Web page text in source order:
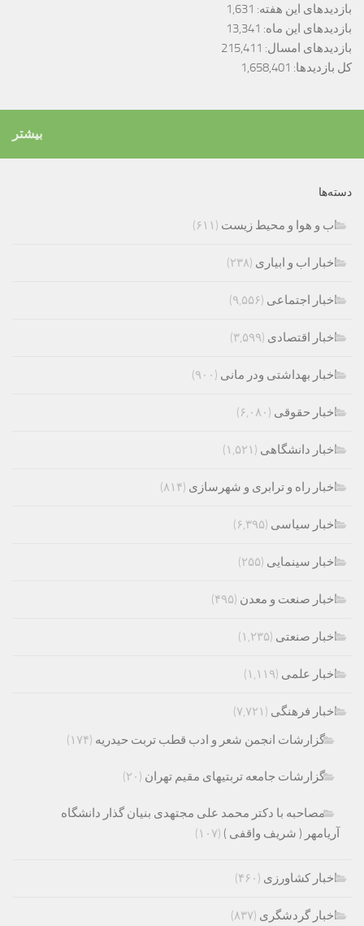
بازدیدهای این هفته: 1,631
بازدیدهای این ماه: 13,341
بازدیدهای امسال: 215,411
کل بازدیدها: 1,658,401
بیشتر
دسته‌ها
اب و هوا و محیط زیست (۶۱۱)
اخبار اب و ابیاری (۲۳۸)
اخبار اجتماعی (۹,۵۵۶)
اخبار اقتصادی (۳,۵۹۹)
اخبار بهداشتی ودر مانی (۹۰۰)
اخبار حقوقی (۶,۰۸۰)
اخبار دانشگاهی (۱,۵۲۱)
اخبار راه و ترابری و شهرسازی (۸۱۴)
اخبار سیاسی (۶,۳۹۵)
اخبار سینمایی (۲۵۵)
اخبار صنعت و معدن (۴۹۵)
اخبار صنعتی (۱,۲۳۵)
اخبار علمی (۱,۱۱۹)
اخبار فرهنگی (۷,۷۲۱)
گزارشات انجمن شعر و ادب قطب تربت حیدریه (۱۷۴)
گزارشات جامعه تربتیهای مقیم تهران (۲۰)
مصاحبه با دکتر محمد علی مجتهدی بنیان گذار دانشگاه
آریامهر ( شریف واقفی ) (۱۰۷)
اخبار کشاورزی (۴۶۰)
اخبار گردشگری (۸۳۷)